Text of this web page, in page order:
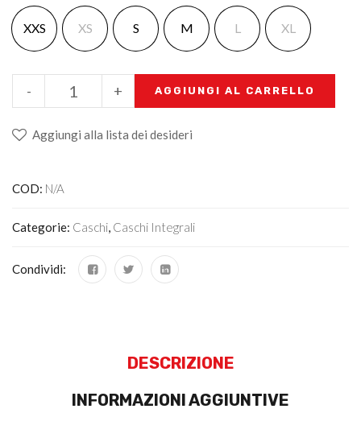
XXS XS S M L XL
+
- AGGIUNGI AL CARRELLO
Aggiungi alla lista dei desideri
COD: N/A
Categorie: Caschi, Caschi Integrali
Condividi:
DESCRIZIONE
INFORMAZIONI AGGIUNTIVE